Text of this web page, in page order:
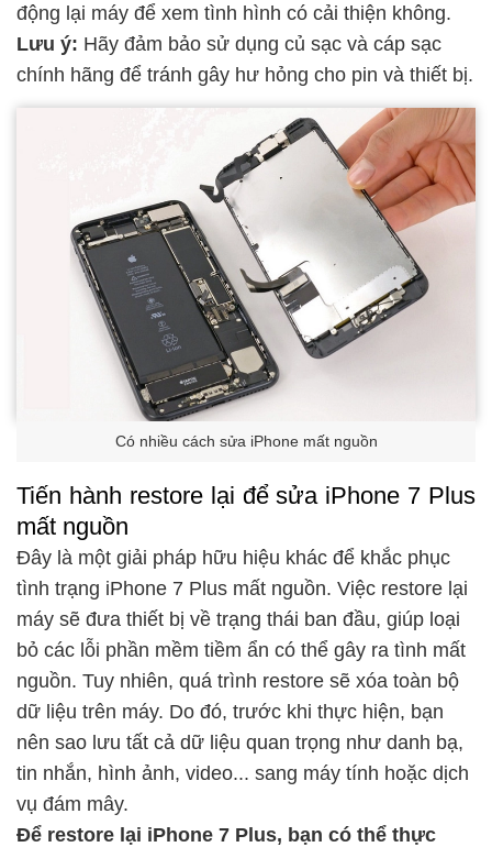
động lại máy để xem tình hình có cải thiện không.
Lưu ý: Hãy đảm bảo sử dụng củ sạc và cáp sạc
chính hãng để tránh gây hư hỏng cho pin và thiết bị.
Có nhiều cách sửa iPhone mất nguồn
Tiến hành restore lại để sửa iPhone 7 Plus
mất nguồn
Đây là một giải pháp hữu hiệu khác để khắc phục
tình trạng iPhone 7 Plus mất nguồn. Việc restore lại
máy sẽ đưa thiết bị về trạng thái ban đầu, giúp loại
bỏ các lỗi phần mềm tiềm ẩn có thể gây ra tình mất
nguồn. Tuy nhiên, quá trình restore sẽ xóa toàn bộ
dữ liệu trên máy. Do đó, trước khi thực hiện, bạn
nên sao lưu tất cả dữ liệu quan trọng như danh bạ,
tin nhắn, hình ảnh, video... sang máy tính hoặc dịch
vụ đám mây.
Để restore lại iPhone 7 Plus, bạn có thể thực